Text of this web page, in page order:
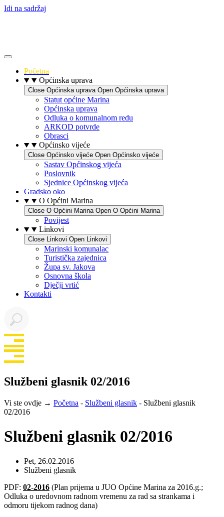
Idi na sadržaj
Početna
Općinska uprava
Close Općinska uprava Open Općinska uprava
Statut općine Marina
Općinska uprava
Odluka o komunalnom redu
ARKOD potvrde
Obrasci
Općinsko vijeće
Close Općinsko vijeće Open Općinsko vijeće
Sastav Općinskog vijeća
Poslovnik
Sjednice Općinskog vijeća
Gradsko oko
O Općini Marina
Close O Općini Marina Open O Općini Marina
Povijest
Linkovi
Close Linkovi Open Linkovi
Marinski komunalac
Turistička zajednica
Župa sv. Jakova
Osnovna škola
Dječji vrtić
Kontakti
Službeni glasnik 02/2016
Vi ste ovdje → Početna - Službeni glasnik - Službeni glasnik
02/2016
Službeni glasnik 02/2016
Pet, 26.02.2016
Službeni glasnik
PDF: 02-2016 (Plan prijema u JUO Općine Marina za 2016.g.;
Odluka o uredovnom radnom vremenu za rad sa strankama i
odmoru tijekom radnog dana)